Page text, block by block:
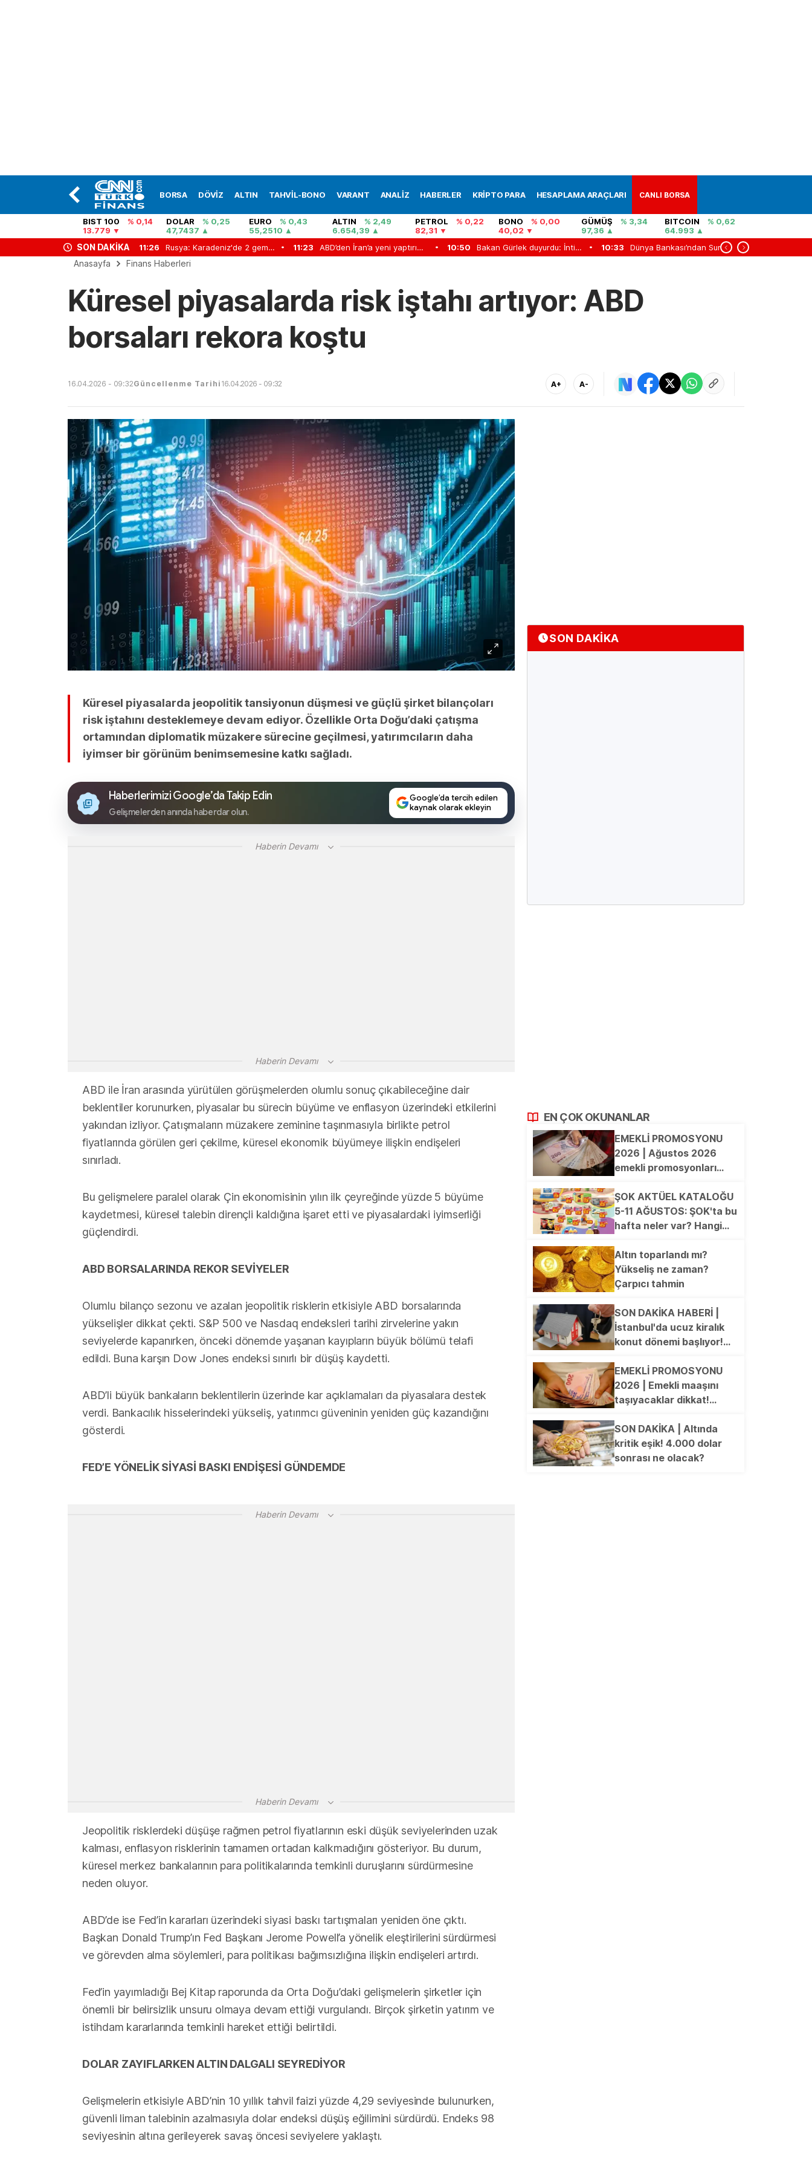
BORSA DÖVİZ ALTIN TAHVİL-BONO VARANT ANALİZ HABERLER KRİPTO PARA HESAPLAMA ARAÇLARI CANLI BORSA
BIST 100
% 0,14
13.779
DOLAR
% 0,25
47,7437
EURO
% 0,43
55,2510
ALTIN
% 2,49
6.654,39
PETROL
% 0,22
82,31
BONO
% 0,00
40,02
GÜMÜŞ
% 3,34
97,36
BITCOIN
% 0,62
64.993
SON DAKİKA
Bu hafta yatırım araçları ne kazandırdı? 11:26 Rusya: Karadeniz'de 2 gemi vurduk 11:23 ABD’den İran’a yeni yaptırım dalgası: İki kripto borsası hedefte 10:50 Bakan Gürlek duyurdu: İntihar ve kaza süsü verilen iki ölüm aydınlatıldı 10:33 Dünya Bankası’ndan Suriye’ye 100 milyon dolarlık finans sektörü desteği
Anasayfa Finans Haberleri
Küresel piyasalarda risk iştahı artıyor: ABD
borsaları rekora koştu
16.04.2026 - 09:32Güncellenme Tarihi 16.04.2026 - 09:32 A+ A-
Küresel piyasalarda jeopolitik tansiyonun düşmesi ve güçlü şirket bilançoları
risk iştahını desteklemeye devam ediyor. Özellikle Orta Doğu’daki çatışma
ortamından diplomatik müzakere sürecine geçilmesi, yatırımcıların daha
iyimser bir görünüm benimsemesine katkı sağladı.
Haberlerimizi Google’da Takip Edin
Gelişmelerden anında haberdar olun.
Google’da tercih edilen
kaynak olarak ekleyin
Haberin Devamı
Haberin Devamı
ABD ile İran arasında yürütülen görüşmelerden olumlu sonuç çıkabileceğine dair
beklentiler korunurken, piyasalar bu sürecin büyüme ve enflasyon üzerindeki etkilerini
yakından izliyor. Çatışmaların müzakere zeminine taşınmasıyla birlikte petrol
fiyatlarında görülen geri çekilme, küresel ekonomik büyümeye ilişkin endişeleri
sınırladı.
Bu gelişmelere paralel olarak Çin ekonomisinin yılın ilk çeyreğinde yüzde 5 büyüme
kaydetmesi, küresel talebin dirençli kaldığına işaret etti ve piyasalardaki iyimserliği
güçlendirdi.
ABD BORSALARINDA REKOR SEVİYELER
Olumlu bilanço sezonu ve azalan jeopolitik risklerin etkisiyle ABD borsalarında
yükselişler dikkat çekti. S&P 500 ve Nasdaq endeksleri tarihi zirvelerine yakın
seviyelerde kapanırken, önceki dönemde yaşanan kayıpların büyük bölümü telafi
edildi. Buna karşın Dow Jones endeksi sınırlı bir düşüş kaydetti.
ABD’li büyük bankaların beklentilerin üzerinde kar açıklamaları da piyasalara destek
verdi. Bankacılık hisselerindeki yükseliş, yatırımcı güveninin yeniden güç kazandığını
gösterdi.
FED’E YÖNELİK SİYASİ BASKI ENDİŞESİ GÜNDEMDE
Haberin Devamı
Haberin Devamı
Jeopolitik risklerdeki düşüşe rağmen petrol fiyatlarının eski düşük seviyelerinden uzak
kalması, enflasyon risklerinin tamamen ortadan kalkmadığını gösteriyor. Bu durum,
küresel merkez bankalarının para politikalarında temkinli duruşlarını sürdürmesine
neden oluyor.
ABD’de ise Fed’in kararları üzerindeki siyasi baskı tartışmaları yeniden öne çıktı.
Başkan Donald Trump’ın Fed Başkanı Jerome Powell’a yönelik eleştirilerini sürdürmesi
ve görevden alma söylemleri, para politikası bağımsızlığına ilişkin endişeleri artırdı.
Fed’in yayımladığı Bej Kitap raporunda da Orta Doğu’daki gelişmelerin şirketler için
önemli bir belirsizlik unsuru olmaya devam ettiği vurgulandı. Birçok şirketin yatırım ve
istihdam kararlarında temkinli hareket ettiği belirtildi.
DOLAR ZAYIFLARKEN ALTIN DALGALI SEYREDİYOR
Gelişmelerin etkisiyle ABD’nin 10 yıllık tahvil faizi yüzde 4,29 seviyesinde bulunurken,
güvenli liman talebinin azalmasıyla dolar endeksi düşüş eğilimini sürdürdü. Endeks 98
seviyesinin altına gerileyerek savaş öncesi seviyelere yaklaştı.
SON DAKİKA
EN ÇOK OKUNANLAR
EMEKLİ PROMOSYONU
2026 | Ağustos 2026
emekli promosyonları
ödemeyi hangi banka
veriyor?
ŞOK AKTÜEL KATALOĞU
5-11 AĞUSTOS: ŞOK'ta bu
hafta neler var? Hangi
Frezya Kase, Kilim, Koltuk
Örtüsü, Peştemal, Dijital
Baskılı Plaj Çantası,
Altın toparlandı mı?
Yükseliş ne zaman?
Çarpıcı tahmin
SON DAKİKA HABERİ |
İstanbul'da ucuz kiralık
konut dönemi başlıyor!
İşte merak edilen o
tarihler...
EMEKLİ PROMOSYONU
2026 | Emekli maaşını
taşıyacaklar dikkat!
açıklandı
SON DAKİKA | Altında
kritik eşik! 4.000 dolar
sonrası ne olacak?